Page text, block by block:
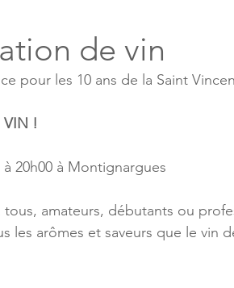
de vin
pour les 10 ans de la Saint
VIN !
20h00 à Montignargues
tous, amateurs, débutants ou
les arômes et saveurs que le vin